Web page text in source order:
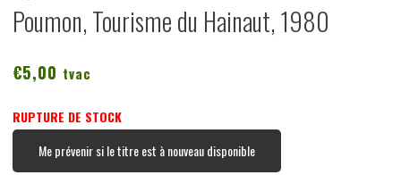
Poumon, Tourisme du Hainaut, 1980
€5,00 tvac
RUPTURE DE STOCK
Me prévenir si le titre est à nouveau disponible